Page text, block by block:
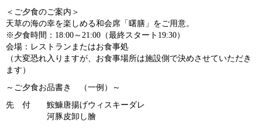
＜ご夕食のご案内＞
天草の海の幸を楽しめる和会席「曙膳」をご用意。
※夕食時間：18:00～21:00（最終スタート19:30）
会場：レストランまたはお食事処
（大変恐れ入りますが、お食事場所は施設側で決めさせていただき
ます）
～ご夕食お品書き （一例）～
先 付 鮟鱇唐揚げウィスキーダレ
河豚皮卸し膾